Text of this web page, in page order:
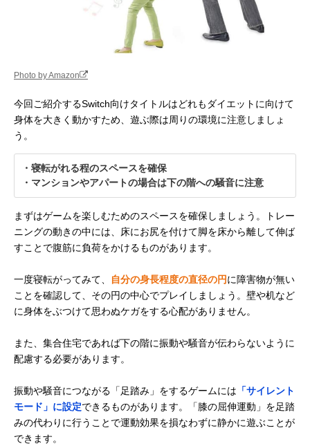
Photo by Amazon
今回ご紹介するSwitch向けタイトルはどれもダイエットに向けて
身体を大きく動かすため、遊ぶ際は周りの環境に注意しましょ
う。
・寝転がれる程のスペースを確保
・マンションやアパートの場合は下の階への騒音に注意
まずはゲームを楽しむためのスペースを確保しましょう。トレー
ニングの動きの中には、床にお尻を付けて脚を床から離して伸ば
すことで腹筋に負荷をかけるものがあります。
一度寝転がってみて、 自分の身長程度の直径の円に障害物が無い
ことを確認して、その円の中心でプレイしましょう。壁や机など
に身体をぶつけて思わぬケガをする心配がありません。
また、集合住宅であれば下の階に振動や騒音が伝わらないように
配慮する必要があります。
振動や騒音につながる「足踏み」をするゲームには 「サイレント
モード」に設定できるものがあります。「膝の屈伸運動」を足踏
みの代わりに行うことで運動効果を損なわずに静かに遊ぶことが
できます。